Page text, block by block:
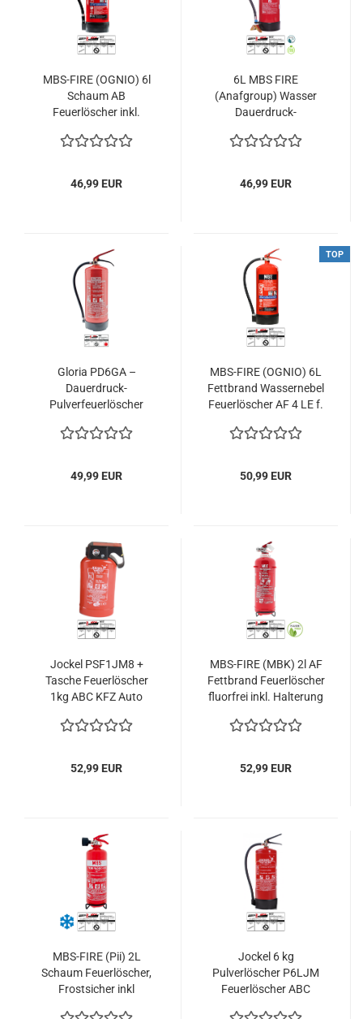
MBS-FIRE (OGNIO) 6l
Schaum AB
Feuerlöscher inkl.
46,99 EUR
6L MBS FIRE
(Anafgroup) Wasser
Dauerdruck-
10LE inkl. Halterung
46,99 EUR
Gloria PD6GA –
Dauerdruck-
Pulverfeuerlöscher
Wandhalterung,
elektrischen Anlagen,
frostsicher, EN3, 6 kg,
49,99 EUR
TOP
MBS-FIRE (OGNIO) 6L
Fettbrand Wassernebel
Feuerlöscher AF 4 LE f.
Gastronomie
50,99 EUR
Jockel PSF1JM8 +
Tasche Feuerlöscher
1kg ABC KFZ Auto
Pulverfeuerlöscher 2LE
52,99 EUR
MBS-FIRE (MBK) 2l AF
Fettbrand Feuerlöscher
fluorfrei inkl. Halterung
52,99 EUR
MBS-FIRE (Pii) 2L
Schaum Feuerlöscher,
Frostsicher inkl
Jockel 6 kg
Pulverlöscher P6LJM
Feuerlöscher ABC